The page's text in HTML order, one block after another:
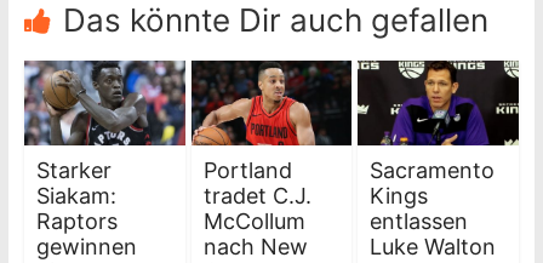
Das könnte Dir auch gefallen
Starker
Siakam:
Raptors
gewinnen
Portland
tradet C.J.
McCollum
nach New
Sacramento
Kings
entlassen
Luke Walton